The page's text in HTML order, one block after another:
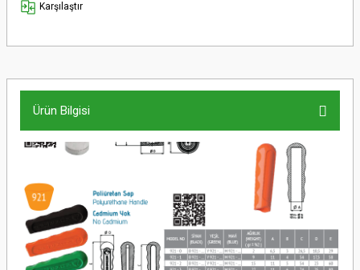
Karşılaştır
Ürün Bilgisi